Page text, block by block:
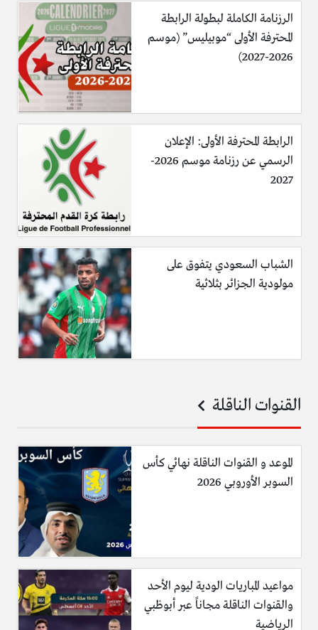
الرزنامة الكاملة لبطولة الرابطة
المحترفة الأولى “موبيليس” (موسم
2026-2027)
الرابطة المحترفة الأولى: الإعلان
الرسمي عن رزنامة موسم 2026-
2027
الشباب السعودي يتفوق على
مولودية الجزائر بثلاثية
القنوات الناقلة
الموعد و القنوات الناقلة نهائي كأس
السوبر الأوروبي 2026
مواعيد المباريات الودية ليوم الأحد
والقنوات الناقلة مجاناً عبر أبوظبي
الرياضية